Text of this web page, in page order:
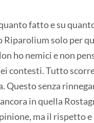
fatto e su
Riparolium solo per
ho nemici e non
contesti. Tutto
Questo senza
in quella
ma il rispetto